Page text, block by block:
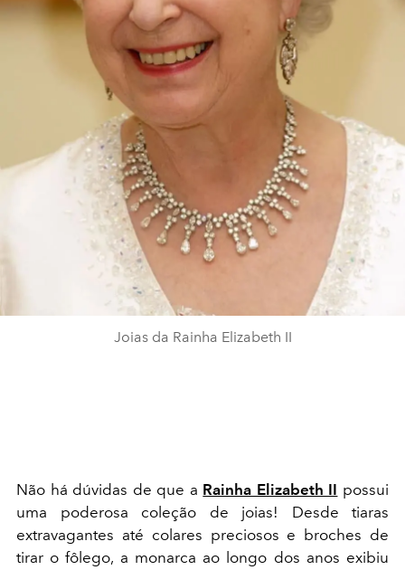
Joias da Rainha Elizabeth II
Não há dúvidas de que a Rainha Elizabeth II possui
uma poderosa coleção de joias! Desde tiaras
extravagantes até colares preciosos e broches de
tirar o fôlego, a monarca ao longo dos anos exibiu